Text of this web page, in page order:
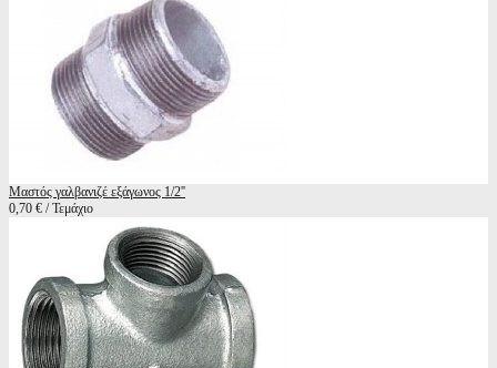
Μαστός γαλβανιζέ εξάγωνος 1/2''
0,70 € / Τεμάχιο